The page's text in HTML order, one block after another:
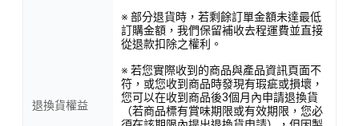
退換貨權益
※ 部分退貨時，若剩餘訂單金額未達最低
訂購金額，我們保留補收去程運費並直接
從退款扣除之權利。
※ 若您實際收到的商品與產品資訊頁面不
符，或您收到商品時發現有瑕疵或損壞，
您可以在收到商品後3個月內申請退換貨
（若商品標有賞味期限或有效期限，您必